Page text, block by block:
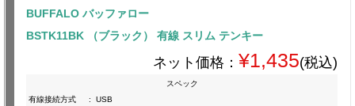
BUFFALO バッファロー
BSTK11BK （ブラック） 有線 スリム テンキー
ネット価格： ¥1,435(税込)
スペック
有線接続方式
:
USB